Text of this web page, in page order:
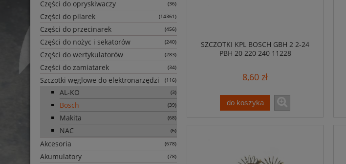
Części do opryskiwaczy (36)
Części do pilarek (14361)
Części do przecinarek (456)
Części do nożyc i sekatorów (240)
Części do wertykulatorów (283)
Części do zamiatarek (34)
Szczotki węglowe do elektronarzędzi (116)
AL-KO (3)
Bosch (39)
Makita (68)
NAC (6)
Akcesoria (678)
Akumulatory (78)
SZCZOTKI KPL BOSCH GBH 2 2-24
PBH 20 220 240 11228
8,60 zł
do koszyka